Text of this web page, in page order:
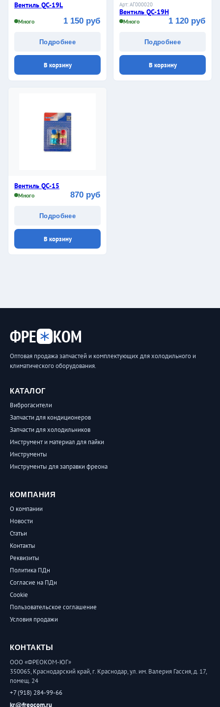
Вентиль QC-19L
Много 1 150 руб
Подробнее
В корзину
Арт: АГ000020
Вентиль QC-19H
Много 1 120 руб
Подробнее
В корзину
Вентиль QC-15
Много 870 руб
Подробнее
В корзину
ФРЕ КОМ
Оптовая продажа запчастей и комплектующих для холодильного и
климатического оборудования.
КАТАЛОГ
Виброгасители
Запчасти для кондиционеров
Запчасти для холодильников
Инструмент и материал для пайки
Инструменты
Инструменты для заправки фреона
КОМПАНИЯ
О компании
Новости
Статьи
Контакты
Реквизиты
Политика ПДн
Согласие на ПДн
Cookie
Пользовательское соглашение
Условия продажи
КОНТАКТЫ
ООО «ФРЕОКОМ-ЮГ»
350065, Краснодарский край, г. Краснодар, ул. им. Валерия Гассия, д. 17,
помещ. 24
+7 (918) 284-99-66
kr@freocom.ru